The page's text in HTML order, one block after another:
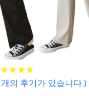
★★★★
★★★★
개의 후기가 있습니다.)